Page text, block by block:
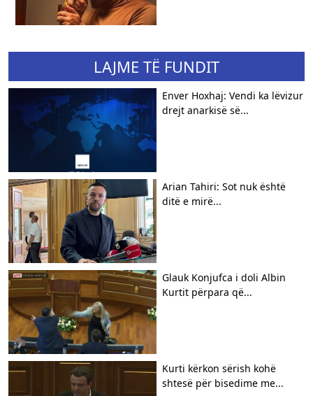
LAJME TË FUNDIT
Enver Hoxhaj: Vendi ka lëvizur
drejt anarkisë së...
Arian Tahiri: Sot nuk është
ditë e mirë...
Glauk Konjufca i doli Albin
Kurtit përpara që...
Kurti kërkon sërish kohë
shtesë për bisedime me...